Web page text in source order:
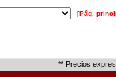
[Pág.
** Precios